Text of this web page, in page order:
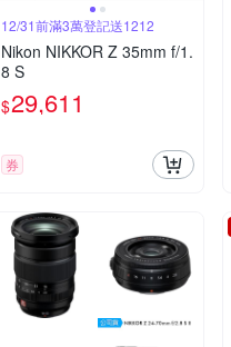
12/31前滿3萬登記送1212
Nikon NIKKOR Z 35mm f/1.
8 S
$29,611
券